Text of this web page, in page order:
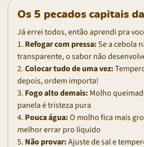
Os 5 pecados capitais
Já errei todos, então aprendi pra
1. Refogar com pressa:Se a cebola
transparente, o sabor não
2.Colocar tudo de uma vez:
depois, ordem importa!
3. Fogo alto demais: Molho
panela é tristeza pura
4. Pouca água:O molho fica mais
melhor errar pro líquido
5. Não provar:Ajuste de sal e